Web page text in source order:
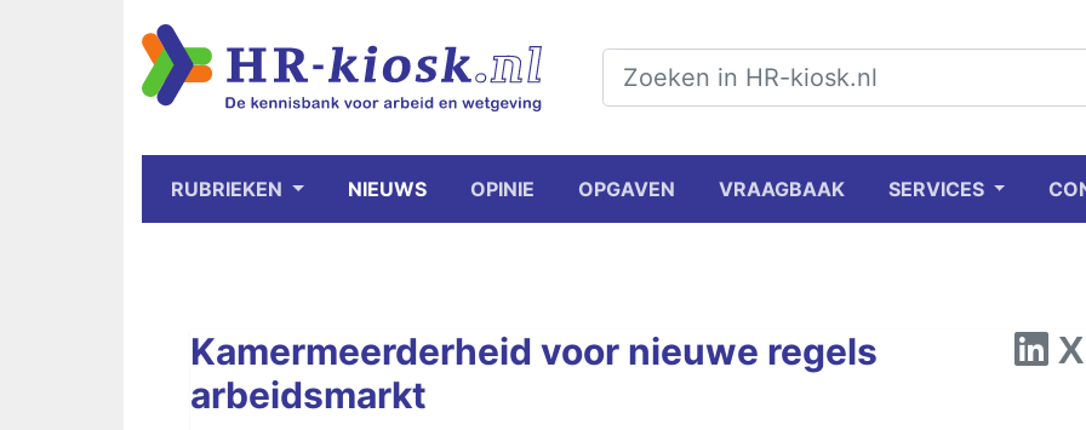
RUBRIEKEN NIEUWS OPINIE OPGAVEN VRAAGBAAK SERVICES
Kamermeerderheid voor nieuwe regels
arbeidsmarkt